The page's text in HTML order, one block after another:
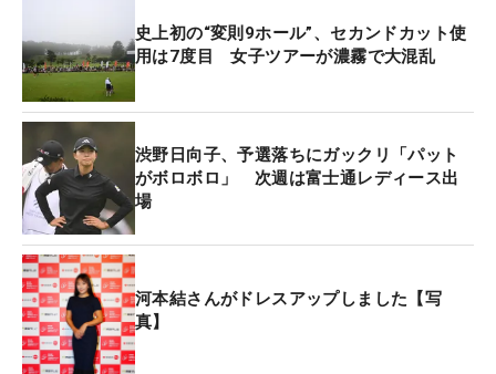
史上初の“変則9ホール”、セカンドカット使
用は7度目 女子ツアーが濃霧で大混乱
渋野日向子、予選落ちにガックリ「パット
がボロボロ」 次週は富士通レディース出
場
河本結さんがドレスアップしました【写
真】